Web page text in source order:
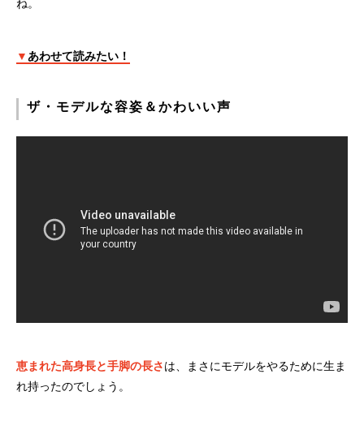
ね。
▼ あわせて読みたい！
ザ・モデルな容姿＆かわいい声
恵まれた高身長と手脚の長さは、まさにモデルをやるために生ま
れ持ったのでしょう。